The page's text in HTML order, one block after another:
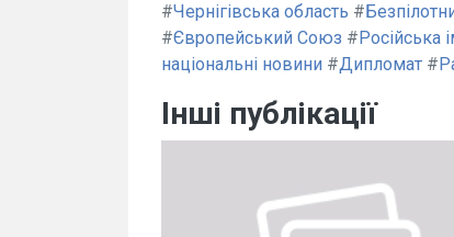
#Чернігівська область #
#Європейський Союз # Російська
національні новини #Дипломат #
Інші публікації